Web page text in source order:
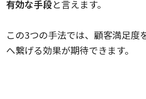
有効な手段と言えます。
この3つの手法では、顧客満足度
へ繋げる効果が期待できます。